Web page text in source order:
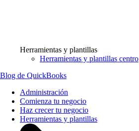
Herramientas y plantillas
Herramientas y plantillas centro
Blog de QuickBooks
Administración
Comienza tu negocio
Haz crecer tu negocio
Herramientas y plantillas